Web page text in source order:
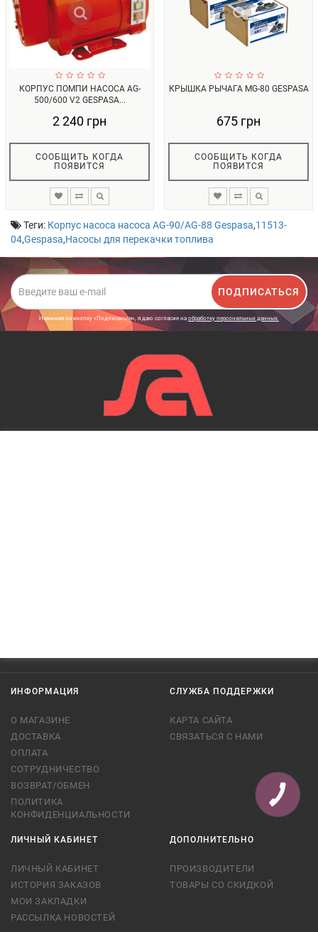
КОРПУС ПОМПИ НАСОСА AG-
500/600 V2 GESPASA...
2 240 грн
СООБЩИТЬ КОГДА
ПОЯВИТСЯ
КРЫШКА РЫЧАГА MG-80 GESPASA
675 грн
СООБЩИТЬ КОГДА
ПОЯВИТСЯ
Теги: Корпус насоса насоса АG-90/AG-88 Gespasa,11513-
04,Gespasa,Насосы для перекачки топлива
ПОДПИСАТЬСЯ
Нажимая на кнопку «Подписаться», я даю cогласие на обработку персональных данных.
ИНФОРМАЦИЯ
О МАГАЗИНЕ
ДОСТАВКА
ОПЛАТА
СОТРУДНИЧЕСТВО
ВОЗВРАТ/ОБМЕН
ПОЛИТИКА
КОНФИДЕНЦИАЛЬНОСТИ
СЛУЖБА ПОДДЕРЖКИ
КАРТА САЙТА
СВЯЗАТЬСЯ С НАМИ
ЛИЧНЫЙ КАБИНЕТ
ЛИЧНЫЙ КАБИНЕТ
ИСТОРИЯ ЗАКАЗОВ
МОИ ЗАКЛАДКИ
РАССЫЛКА НОВОСТЕЙ
ДОПОЛНИТЕЛЬНО
ПРОИЗВОДИТЕЛИ
ТОВАРЫ СО СКИДКОЙ
КНОПКА
СВЯЗИ